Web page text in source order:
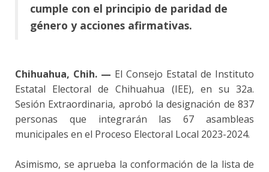
cumple con el principio de paridad de
género y acciones afirmativas.
Chihuahua, Chih. — El Consejo Estatal de Instituto
Estatal Electoral de Chihuahua (IEE), en su 32a.
Sesión Extraordinaria, aprobó la designación de 837
personas que integrarán las 67 asambleas
municipales en el Proceso Electoral Local 2023-2024.
Asimismo, se aprueba la conformación de la lista de